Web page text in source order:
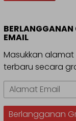
EMAIL
Masukkan
terbaru secara
Alamat
Email
Berlangganan